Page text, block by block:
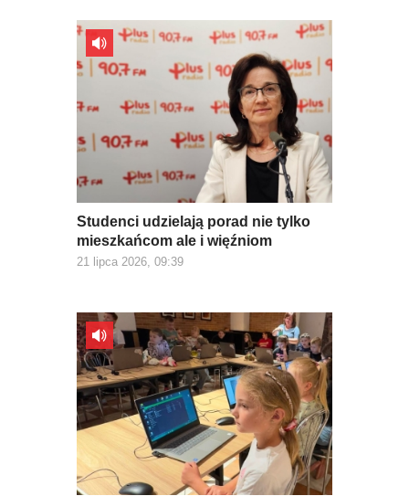
Studenci udzielają porad nie tylko
mieszkańcom ale i więźniom
21 lipca 2026, 09:39